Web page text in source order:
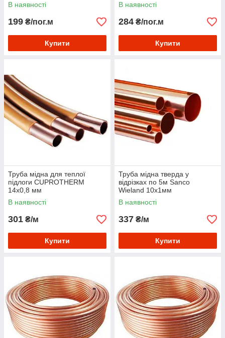
В наявності
199 ₴/пог.м
Купити
В наявності
284 ₴/пог.м
Купити
Труба мідна для теплої
підлоги CUPROTHERM
14х0,8 мм
В наявності
301 ₴/м
Купити
Труба мідна тверда у
відрізках по 5м Sanco
Wieland 10х1мм
В наявності
337 ₴/м
Купити